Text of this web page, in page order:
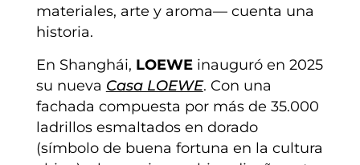
materiales, arte y aroma— cuenta una
historia.
En Shanghái, LOEWEinauguró en 2025
su nueva Casa LOEWE. Con una
fachada compuesta por más de 35.000
ladrillos esmaltados en dorado
(símbolo de buena fortuna en la cultura